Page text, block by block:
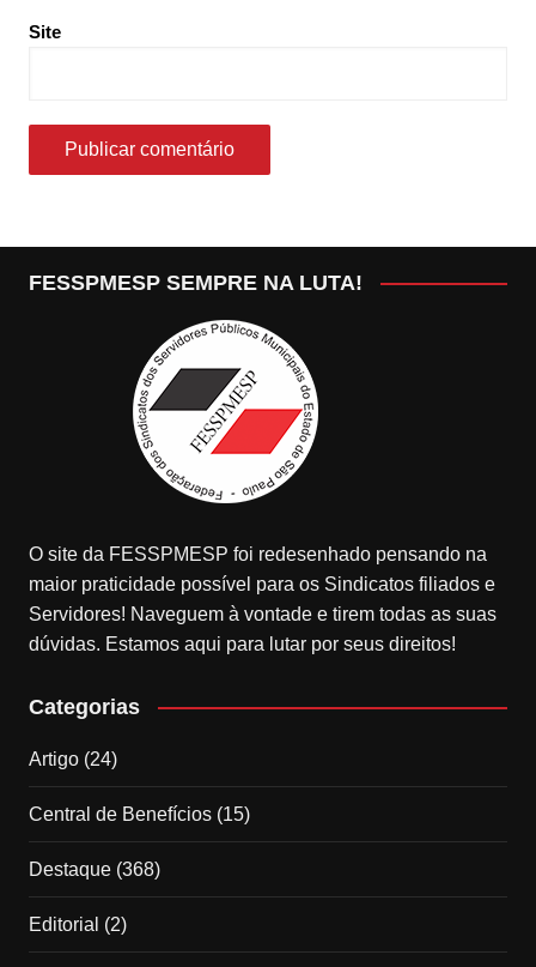
Site
FESSPMESP SEMPRE NA LUTA!
O site da FESSPMESP foi redesenhado pensando na
maior praticidade possível para os Sindicatos filiados e
Servidores! Naveguem à vontade e tirem todas as suas
dúvidas. Estamos aqui para lutar por seus direitos!
Categorias
Artigo(24)
Central de Benefícios(15)
Destaque(368)
Editorial (2)